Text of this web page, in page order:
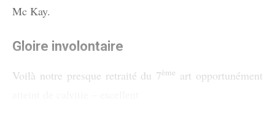
Mc Kay.
Gloire involontaire
Voilà notre presque retraité du 7ème art opportunément